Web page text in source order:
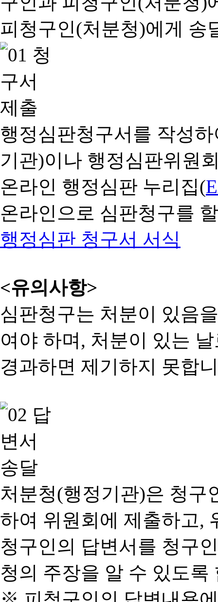
행정심판청구서를 작성
기관)이나 행정심판위원
온라인 행정심판 누리집(
온라인으로 심판청구를
행정심판 청구서 서식
<유의사항>
심판청구는 처분이 있음
여야 하며, 처분이 있는
경과하면 제기하지 못합
처분청(행정기관)은 청구
하여 위원회에 제출하고,
청구인의 답변서를 청구
청의 주장을 알 수 있도록